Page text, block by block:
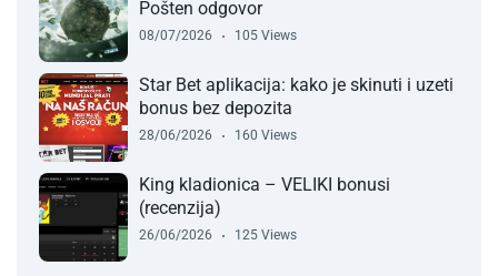
Pošten odgovor
08/07/2026 105 Views
Star Bet aplikacija: kako je skinuti i uzeti
bonus bez depozita
28/06/2026 160 Views
King kladionica – VELIKI bonusi
(recenzija)
26/06/2026 125 Views